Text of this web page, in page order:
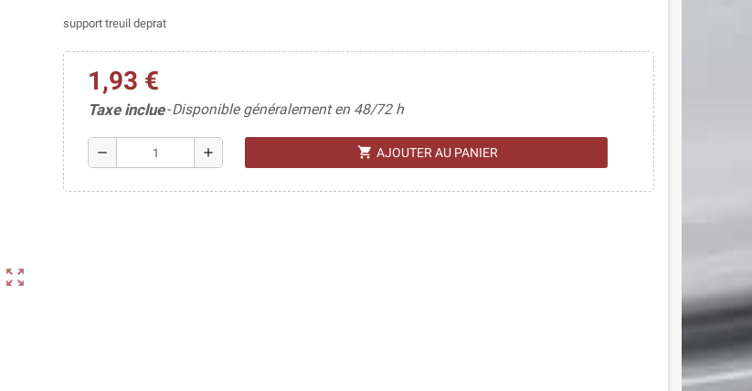
zoom_out_map
support treuil deprat
1,93 €
Taxe inclue Disponible généralement en 48/72 h
remove add shopping_cart AJOUTER AU PANIER